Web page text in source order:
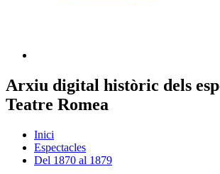
Arxiu digital històric dels
Teatre Romea
Inici
Espectacles
Del 1870 al 1879